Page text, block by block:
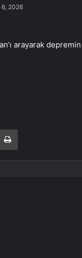
6, 2026
arayarak depremin
ile paylaş Yazdır